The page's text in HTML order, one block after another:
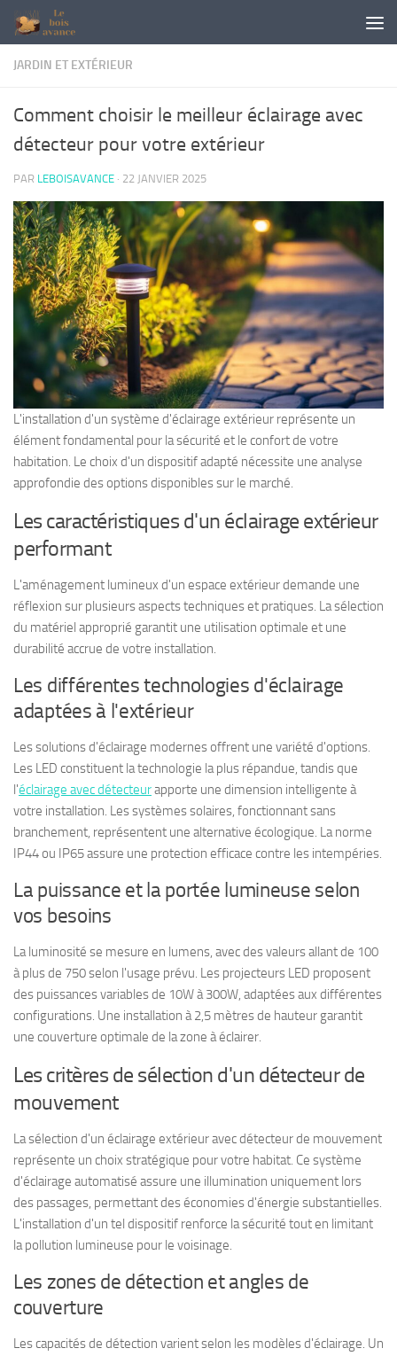
Skip to content
JARDIN ET EXTÉRIEUR
Comment choisir le meilleur éclairage avec
détecteur pour votre extérieur
PAR LEBOISAVANCE · 22 JANVIER 2025
L'installation d'un système d'éclairage extérieur représente un
élément fondamental pour la sécurité et le confort de votre
habitation. Le choix d'un dispositif adapté nécessite une analyse
approfondie des options disponibles sur le marché.
Les caractéristiques d'un éclairage extérieur
performant
L'aménagement lumineux d'un espace extérieur demande une
réflexion sur plusieurs aspects techniques et pratiques. La sélection
du matériel approprié garantit une utilisation optimale et une
durabilité accrue de votre installation.
Les différentes technologies d'éclairage
adaptées à l'extérieur
Les solutions d'éclairage modernes offrent une variété d'options.
Les LED constituent la technologie la plus répandue, tandis que
l'éclairage avec détecteurapporte une dimension intelligente à
votre installation. Les systèmes solaires, fonctionnant sans
branchement, représentent une alternative écologique. La norme
IP44 ou IP65 assure une protection efficace contre les intempéries.
La puissance et la portée lumineuse selon
vos besoins
La luminosité se mesure en lumens, avec des valeurs allant de 100
à plus de 750 selon l'usage prévu. Les projecteurs LED proposent
des puissances variables de 10W à 300W, adaptées aux différentes
configurations. Une installation à 2,5 mètres de hauteur garantit
une couverture optimale de la zone à éclairer.
Les critères de sélection d'un détecteur de
mouvement
La sélection d'un éclairage extérieur avec détecteur de mouvement
représente un choix stratégique pour votre habitat. Ce système
d'éclairage automatisé assure une illumination uniquement lors
des passages, permettant des économies d'énergie substantielles.
L'installation d'un tel dispositif renforce la sécurité tout en limitant
la pollution lumineuse pour le voisinage.
Les zones de détection et angles de
couverture
Les capacités de détection varient selon les modèles d'éclairage. Un